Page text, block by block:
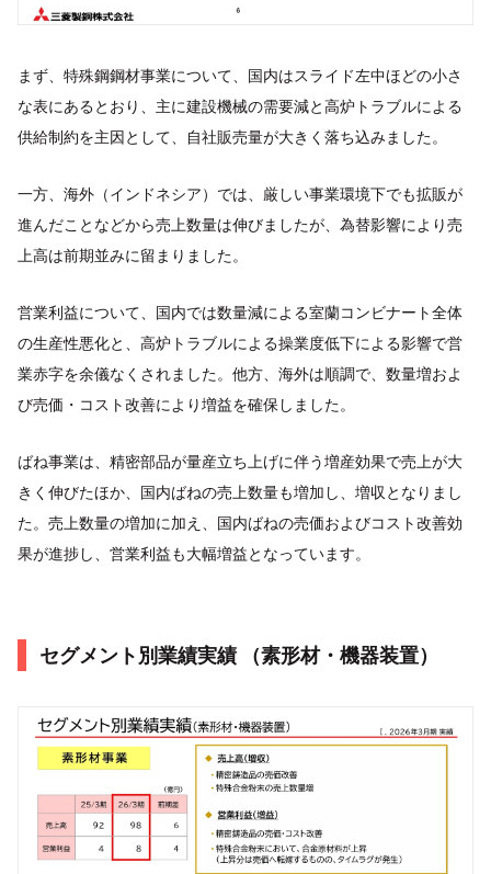
まず、特殊鋼鋼材事業について、国内はスライド左中ほどの小さ
な表にあるとおり、主に建設機械の需要減と高炉トラブルによる
供給制約を主因として、自社販売量が大きく落ち込みました。
一方、海外（インドネシア）では、厳しい事業環境下でも拡販が
進んだことなどから売上数量は伸びましたが、為替影響により売
上高は前期並みに留まりました。
営業利益について、国内では数量減による室蘭コンビナート全体
の生産性悪化と、高炉トラブルによる操業度低下による影響で営
業赤字を余儀なくされました。他方、海外は順調で、数量増およ
び売価・コスト改善により増益を確保しました。
ばね事業は、精密部品が量産立ち上げに伴う増産効果で売上が大
きく伸びたほか、国内ばねの売上数量も増加し、増収となりまし
た。売上数量の増加に加え、国内ばねの売価およびコスト改善効
果が進捗し、営業利益も大幅増益となっています。
セグメント別業績実績 （素形材・機器装置）